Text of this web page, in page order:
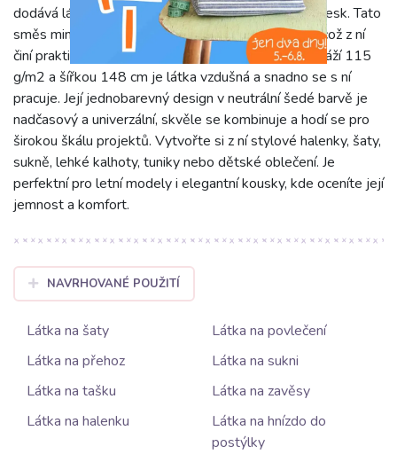
dodává látce krásnou splývavost, jemnost a lehký lesk. Tato
směs minimalizuje mačkavost a usnadňuje údržbu, což z ní
činí praktickou volbu pro každodenní nošení. S gramáží 115
g/m2 a šířkou 148 cm je látka vzdušná a snadno se s ní
pracuje. Její jednobarevný design v neutrální šedé barvě je
nadčasový a univerzální, skvěle se kombinuje a hodí se pro
širokou škálu projektů. Vytvořte si z ní stylové halenky, šaty,
sukně, lehké kalhoty, tuniky nebo dětské oblečení. Je
perfektní pro letní modely i elegantní kousky, kde oceníte její
jemnost a komfort.
NAVRHOVANÉ POUŽITÍ
Látka na šaty
Látka na povlečení
Látka na přehoz
Látka na sukni
Látka na tašku
Látka na zavěsy
Látka na halenku
Látka na hnízdo do
postýlky